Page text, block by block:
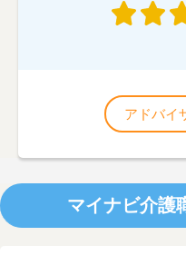
アドバイ
マイナビ介護